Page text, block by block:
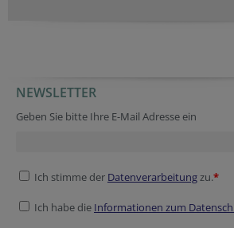
NEWSLETTER
Geben Sie bitte Ihre E-Mail Adresse ein
Ich stimme der Datenverarbeitungzu.*
Ich habe die Informationen zum